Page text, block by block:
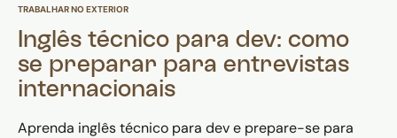
TRABALHAR NO EXTERIOR
Inglês técnico para dev: como
se preparar para entrevistas
internacionais
Aprenda inglês técnico para dev e prepare-se para